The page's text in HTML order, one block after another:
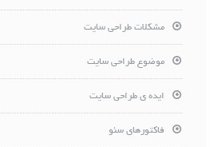
مشکلات طراحی سایت
موضوع طراحی سایت
ایده ی طراحی سایت
فاکتورهای سئو